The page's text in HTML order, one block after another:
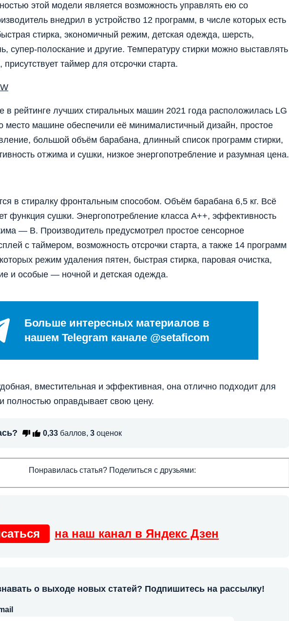
этой модели является возможность управлять ею со
внедрил в устройство 12 программ, в числе которых есть
стирка, экономичный режим, детская одежда, шерсть,
супер-полоскание и другие. Температуру стирки можно выставлять
присутствует таймер для отсрочки старта.
в рейтинге лучших стиральных машин 2021 года расположилась LG
место машине обеспечили её минималистичный дизайн, простое
большой объём барабана, длинный список программ стирки,
отжима и сушки, низкое энергопотребление и разумная цена.
в стиралку фронтальным способом. Объём барабана 6,5 кг. Всё
функция сушки. Энергопотребление класса А++, эффективность
— В. Производитель предусмотрел простое сенсорное
с таймером, возможность отсрочки старта, а также 14 программ
режим удаления пятен, быстрая стирка, паровая очистка,
и особые — ночной и детская одежда.
Больше интересных материалов в
нашем Telegram канале @setaficom
вместительная и эффективная, она отлично подходит для
полностью оправдывает свою цену.
0,33 баллов, 3 оценок
Понравилась статья? Поделиться с друзьями:
на наш канал в Яндекс Дзен
о выходе новых статей? Подпишитесь на рассылку!